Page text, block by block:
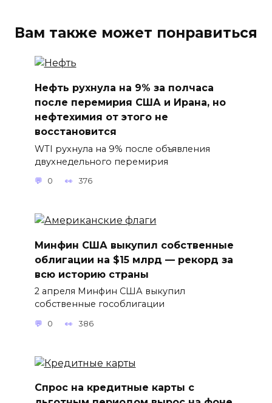
Вам также может понравиться
Нефть рухнула на 9% за полчаса
после перемирия США и Ирана, но
нефтехимия от этого не
восстановится
WTI рухнула на 9% после объявления
двухнедельного перемирия
0 376
Минфин США выкупил собственные
облигации на $15 млрд — рекорд за
всю историю страны
2 апреля Минфин США выкупил
собственные гособлигации
0 386
Спрос на кредитные карты с